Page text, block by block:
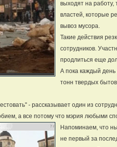
выходят на работу,
властей, которые
вывоз мусора.
Такие действия
сотрудников.
продлиться еще
А пока каждый
тонн твердых
- рассказывает один из
а все потому что мэрия любыми
Напоминаем, что
не первый за